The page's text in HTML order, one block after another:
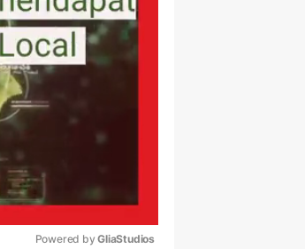
Powered by GliaStudios